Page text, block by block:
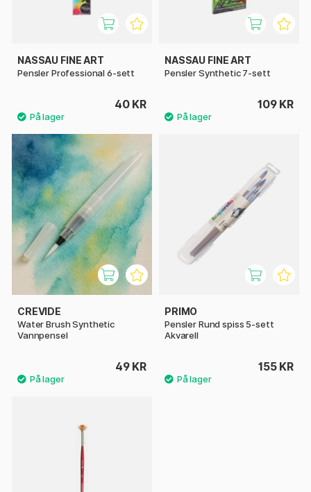
NASSAU FINE ART
Pensler Professional 6-sett
40 KR
NASSAU FINE ART
Pensler Synthetic 7-sett
109 KR
CREVIDE
Water Brush Synthetic
Vannpensel
49 KR
PRIMO
Pensler Rund spiss 5-sett
Akvarell
155 KR